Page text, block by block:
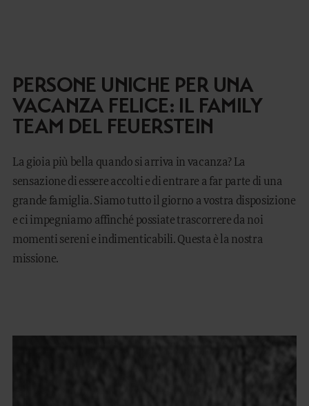
PERSONE UNICHE PER UNA
VACANZA FELICE: IL FAMILY
TEAM DEL FEUERSTEIN
La gioia più bella quando si arriva in vacanza? La
sensazione di essere accolti e di entrare a far parte di una
grande famiglia. Siamo tutto il giorno a vostra disposizione
e ci impegniamo affinché possiate trascorrere da noi
momenti sereni e indimenticabili. Questa è la nostra
missione.